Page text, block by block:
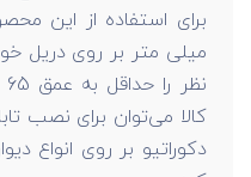
میلی متر بر روی دریل
کالا می‌توان برای نصب
دکوراتیو بر روی انواع